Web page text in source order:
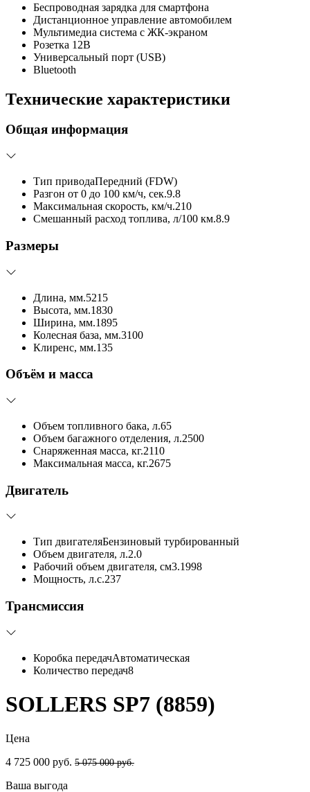
Беспроводная зарядка для смартфона
Дистанционное управление автомобилем
Мультимедиа система с ЖК-экраном
Розетка 12В
Универсальный порт (USB)
Bluetooth
Технические характеристики
Общая информация
Тип приводаПередний (FDW)
Разгон от 0 до 100 км/ч, сек.9.8
Максимальная скорость, км/ч.210
Смешанный расход топлива, л/100 км.8.9
Размеры
Длина, мм.5215
Высота, мм.1830
Ширина, мм.1895
Колесная база, мм.3100
Клиренс, мм.135
Объём и масса
Объем топливного бака, л.65
Объем багажного отделения, л.2500
Снаряженная масса, кг.2110
Максимальная масса, кг.2675
Двигатель
Тип двигателяБензиновый турбированный
Объем двигателя, л.2.0
Рабочий объем двигателя, см3.1998
Мощность, л.с.237
Трансмиссия
Коробка передачАвтоматическая
Количество передач8
SOLLERS SP7 (8859)
Цена
4 725 000 руб. 5 075 000 руб.
Ваша выгода